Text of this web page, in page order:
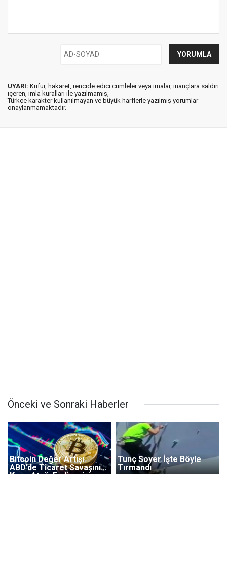
UYARI: Küfür, hakaret, rencide edici cümleler veya imalar, inançlara saldırı
içeren, imla kuralları ile yazılmamış,
Türkçe karakter kullanılmayan ve büyük harflerle yazılmış yorumlar
onaylanmamaktadır.
Önceki ve Sonraki Haberler
Bitcoin Değer Artışı
ABD’de Ticaret Savaşının
Karşı Atağı Endişesini
Tunç Soyer İşte Böyle
Tırmandı